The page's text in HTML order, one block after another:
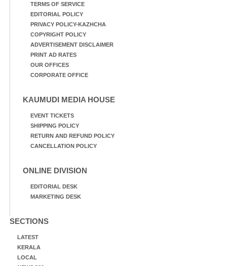
TERMS OF SERVICE
EDITORIAL POLICY
PRIVACY POLICY-KAZHCHA
COPYRIGHT POLICY
ADVERTISEMENT DISCLAIMER
PRINT AD RATES
OUR OFFICES
CORPORATE OFFICE
KAUMUDI MEDIA HOUSE
EVENT TICKETS
SHIPPING POLICY
RETURN AND REFUND POLICY
CANCELLATION POLICY
ONLINE DIVISION
EDITORIAL DESK
MARKETING DESK
SECTIONS
LATEST
KERALA
LOCAL